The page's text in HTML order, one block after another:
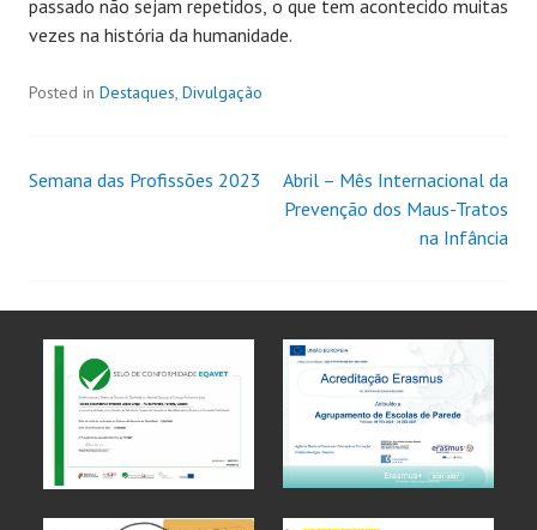
passado não sejam repetidos, o que tem acontecido muitas
vezes na história da humanidade.
Posted in Destaques, Divulgação
Semana das Profissões 2023
Abril – Mês Internacional da
Prevenção dos Maus-Tratos
na Infância